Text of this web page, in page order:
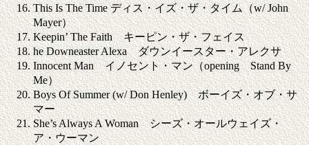
This Is The Time ディス・イズ・ザ・タイム（w/ John
Mayer）
Keepin’ The Faith キーピン・ザ・フェイス
he Downeaster Alexa ダウンイースター・アレクサ
Innocent Man イノセント・マン（opening Stand By
Me）
Boys Of Summer (w/ Don Henley) ボーイズ・オブ・サ
マー
She’s Always A Woman シーズ・オールウェイズ・
ア・ウーマン